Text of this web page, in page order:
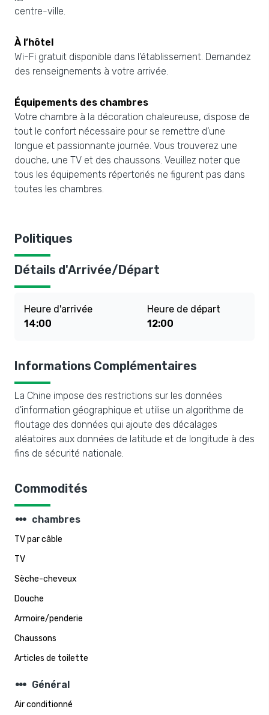
centre-ville.
À l’hôtel
Wi-Fi gratuit disponible dans l’établissement. Demandez
des renseignements à votre arrivée.
Équipements des chambres
Votre chambre à la décoration chaleureuse, dispose de
tout le confort nécessaire pour se remettre d’une
longue et passionnante journée. Vous trouverez une
douche, une TV et des chaussons. Veuillez noter que
tous les équipements répertoriés ne figurent pas dans
toutes les chambres.
Politiques
Détails d'Arrivée/Départ
Heure d'arrivée
14:00
Heure de départ
12:00
Informations Complémentaires
La Chine impose des restrictions sur les données
d'information géographique et utilise un algorithme de
floutage des données qui ajoute des décalages
aléatoires aux données de latitude et de longitude à des
fins de sécurité nationale.
Commodités
steppers chambres
TV par câble
TV
Sèche-cheveux
Douche
Armoire/penderie
Chaussons
Articles de toilette
steppers Général
Air conditionné